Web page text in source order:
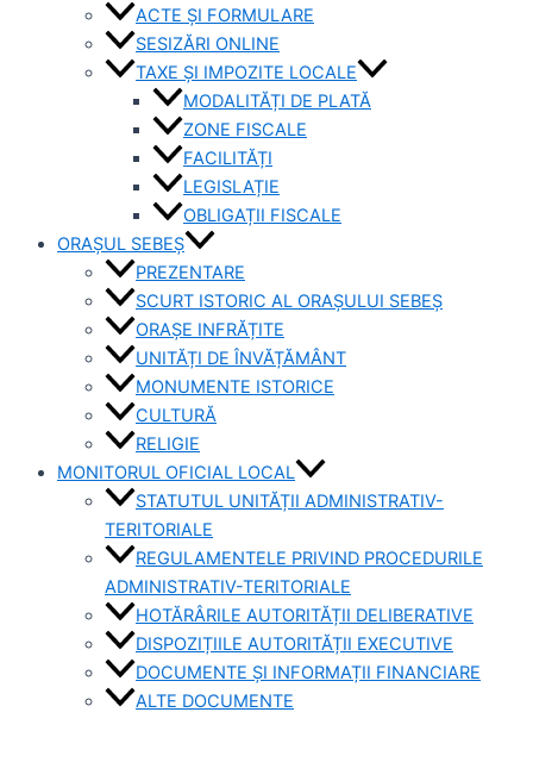
ACTE ȘI FORMULARE
SESIZĂRI ONLINE
TAXE ȘI IMPOZITE LOCALE
MODALITĂȚI DE PLATĂ
ZONE FISCALE
FACILITĂȚI
LEGISLAȚIE
OBLIGAȚII FISCALE
ORAȘUL SEBEȘ
PREZENTARE
SCURT ISTORIC AL ORAȘULUI SEBEȘ
ORAȘE INFRĂȚITE
UNITĂȚI DE ÎNVĂȚĂMÂNT
MONUMENTE ISTORICE
CULTURĂ
RELIGIE
MONITORUL OFICIAL LOCAL
STATUTUL UNITĂȚII ADMINISTRATIV-
TERITORIALE
REGULAMENTELE PRIVIND PROCEDURILE
ADMINISTRATIV-TERITORIALE
HOTĂRÂRILE AUTORITĂȚII DELIBERATIVE
DISPOZIȚIILE AUTORITĂȚII EXECUTIVE
DOCUMENTE ȘI INFORMAȚII FINANCIARE
ALTE DOCUMENTE